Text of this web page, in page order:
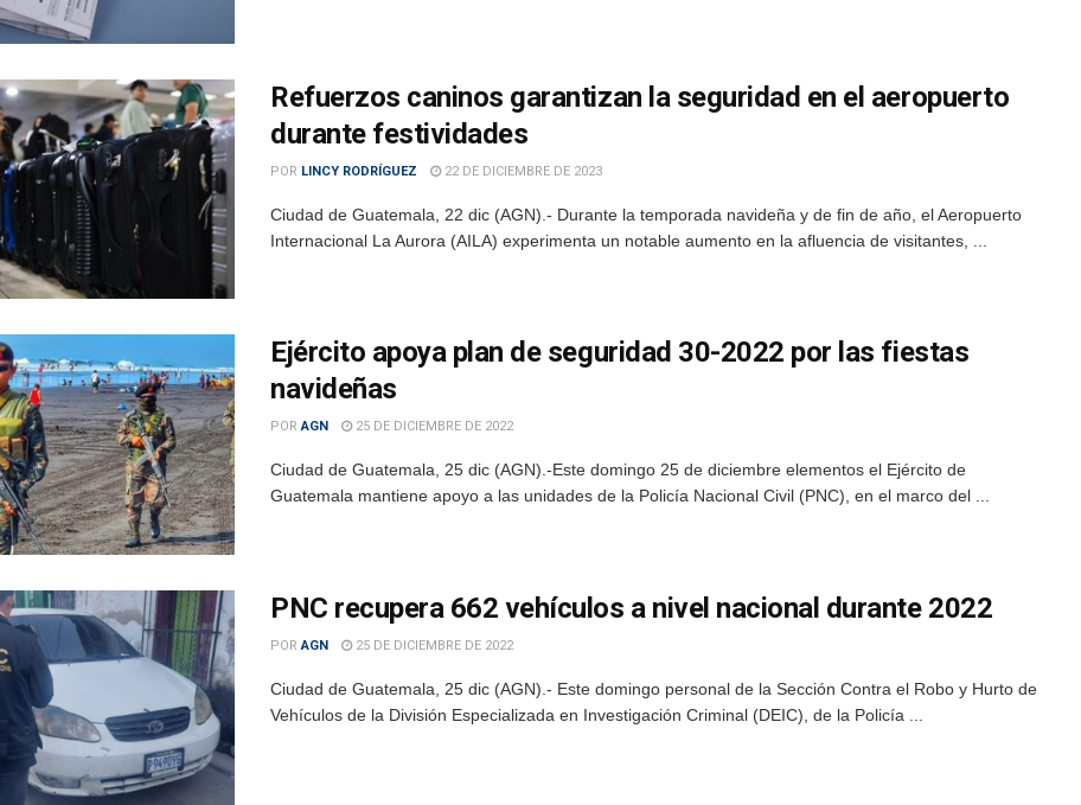
Refuerzos caninos garantizan la seguridad en el aeropuerto
durante festividades
POR LINCY RODRÍGUEZ 22 DE DICIEMBRE DE 2023
Ciudad de Guatemala, 22 dic (AGN).- Durante la temporada navideña y de fin de año, el Aeropuerto
Internacional La Aurora (AILA) experimenta un notable aumento en la afluencia de visitantes, ...
Ejército apoya plan de seguridad 30-2022 por las fiestas
navideñas
POR AGN 25 DE DICIEMBRE DE 2022
Ciudad de Guatemala, 25 dic (AGN).-Este domingo 25 de diciembre elementos el Ejército de
Guatemala mantiene apoyo a las unidades de la Policía Nacional Civil (PNC), en el marco del ...
PNC recupera 662 vehículos a nivel nacional durante 2022
POR AGN 25 DE DICIEMBRE DE 2022
Ciudad de Guatemala, 25 dic (AGN).- Este domingo personal de la Sección Contra el Robo y Hurto de
Vehículos de la División Especializada en Investigación Criminal (DEIC), de la Policía ...